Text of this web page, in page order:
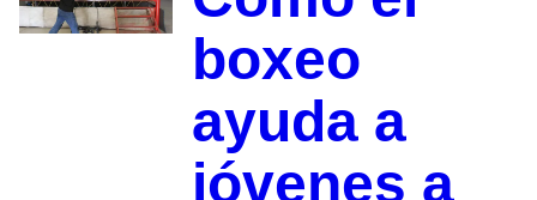
boxeo
ayuda a
jóvenes a